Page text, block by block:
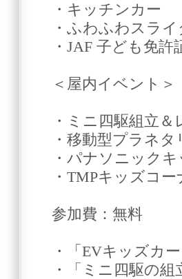
・キッチンカー
・ふわふわスライ
・JAF 子ども免許
＜屋内イベント＞
・ミニ四駆組立＆
・移動型プラネタ
・パナソニック
・TMPキッズコー
参加費：無料
・「EVキッズカ
・「ミニ四駆の